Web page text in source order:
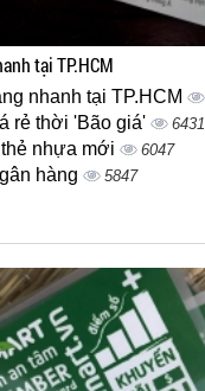
tại TP.HCM
nhanh tại TP.HCM
rẻ thời 'Bão giá' 6431
nhựa mới 6047
hàng 5847